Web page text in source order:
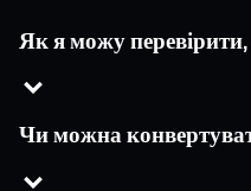
Як я можу
Чи можна